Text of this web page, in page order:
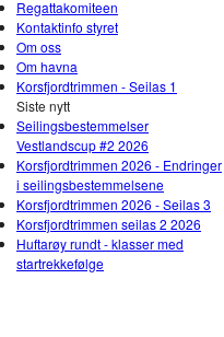
Regattakomiteen
Kontaktinfo styret
Om oss
Om havna
Korsfjordtrimmen - Seilas 1
Siste nytt
Seilingsbestemmelser
Vestlandscup #2 2026
Korsfjordtrimmen 2026 - Endringer
i seilingsbestemmelsene
Korsfjordtrimmen 2026 - Seilas 3
Korsfjordtrimmen seilas 2 2026
Huftarøy rundt - klasser med
startrekkefølge